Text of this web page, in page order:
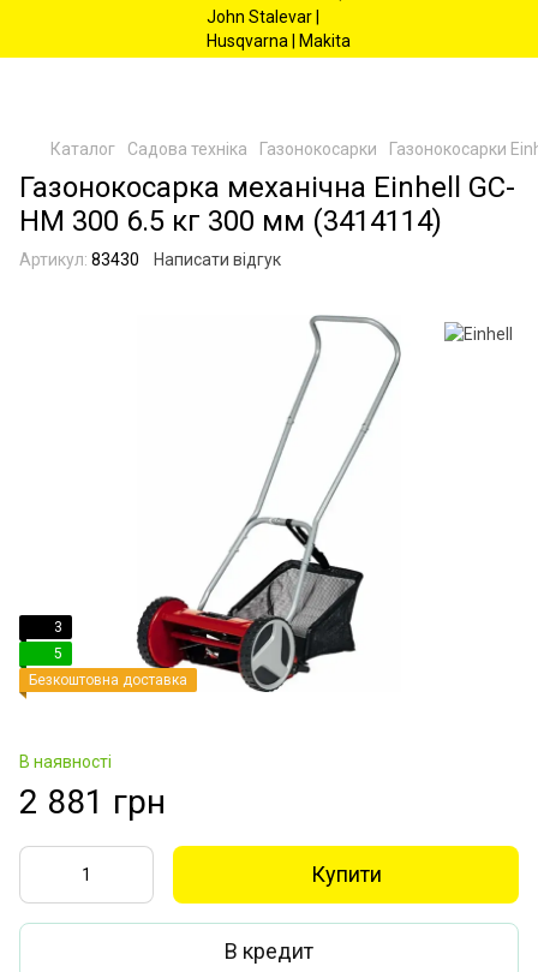
Каталог Садова техніка Газонокосарки Газонокосарки
Газонокосарка механічна Einhell GC-
HM 300 6.5 кг 300 мм (3414114)
Артикул: 83430 Написати відгук
3
5
Безкоштовна доставка
В наявності
2 881 грн
Купити
В кредит